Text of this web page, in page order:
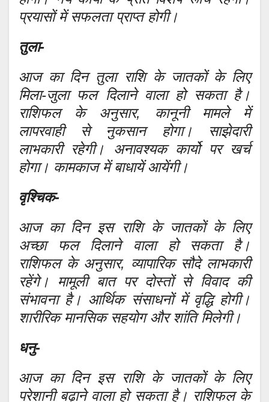
प्रयासों में सफलता प्राप्त होगी।
तुला-
आज का दिन तुला राशि के जातकों के लिए
मिला-जुला फल दिलाने वाला हो सकता है।
राशिफल के अनुसार, कानूनी मामले में
लापरवाही से नुकसान होगा। साझेदारी
लाभकारी रहेगी। अनावश्यक कार्यो पर खर्च
होगा। कामकाज में बाधायें आयेंगी।
वृश्चिक-
आज का दिन इस राशि के जातकों के लिए
अच्छा फल दिलाने वाला हो सकता है।
राशिफल के अनुसार, व्यापारिक सौदे लाभकारी
रहेंगे। मामूली बात पर दोस्तों से विवाद की
संभावना है। आर्थिक संसाधनों में वृद्धि होगी।
शारीरिक मानसिक सहयोग और शांति मिलेगी।
धनु-
आज का दिन इस राशि के जातकों के लिए
परेशानी बढ़ाने वाला हो सकता है। राशिफल के